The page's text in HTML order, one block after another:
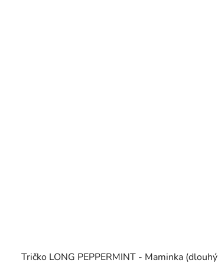
Tričko LONG PEPPERMINT - Maminka (dlouhý